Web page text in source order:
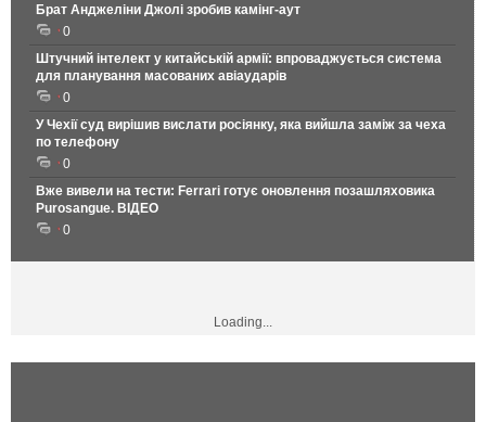
Брат Анджеліни Джолі зробив камінг-аут
0
Штучний інтелект у китайській армії: впроваджується система
для планування масованих авіаударів
0
У Чехії суд вирішив вислати росіянку, яка вийшла заміж за чеха
по телефону
0
Вже вивели на тести: Ferrari готує оновлення позашляховика
Purosangue. ВІДЕО
0
Loading...